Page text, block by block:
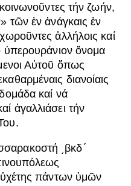
τήν ζωήν,
τῶν ἐν ἀνάγκαις ἐν
ἀλλήλοις καί
ὑπερουράνιον ὄνομα
Αὐτοῦ ὅπως
διανοίαις
καί νά
ἀγαλλιάσει τήν
͵βκδʹ
πάντων ὑμῶν